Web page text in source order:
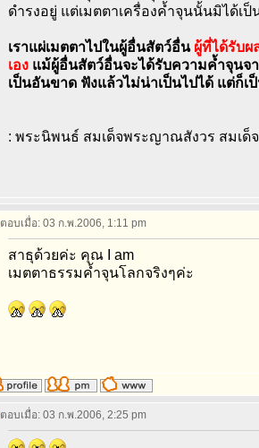
ดำรงอยู่ แต่เมตตาเครื่องค้ำจุนนั้นมิได้เ
เราแผ่เมตตาไปในผู้อื่นสัตว์อื่น ผู้ที่ได้รับผ
เองแม้ผู้อื่นสัตว์อื่นจะได้รับความค้ำจุนจา
เป็นอันขาด ฟังแล้วไม่น่าเป็นไปได้ แต่ก็เ
: พระนิพนธ์ สมเด็จพระญาณสังวร สมเ
ตอบเมื่อ: 03 ก.พ.2006, 1:11 pm
สาธุด้วยค่ะ คุณ I am
เมตตาธรรมค้ำจุนโลกจริงๆค่ะ
ตอบเมื่อ: 03 ก.พ.2006, 2:25 pm